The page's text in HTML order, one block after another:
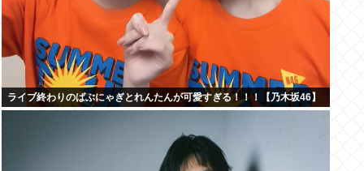
ライブ終わりのばぶにゃぎとれんたんが可愛すぎる！！！【乃木坂46】